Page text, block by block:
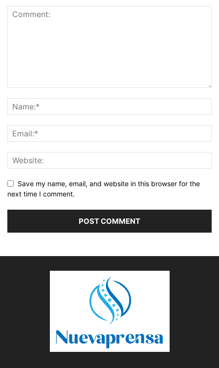
Save my name, email, and website in this browser for the
next time I comment.